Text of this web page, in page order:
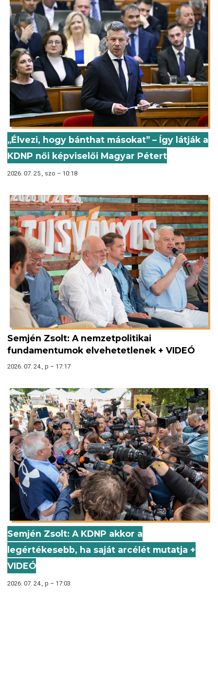
„Élvezi, hogy bánthat másokat” – Így látják a
KDNP női képviselői Magyar Pétert
2026. 07. 25., szo – 10:18
Semjén Zsolt: A nemzetpolitikai
fundamentumok elvehetetlenek + VIDEÓ
2026. 07. 24., p – 17:17
Semjén Zsolt: A KDNP akkor a
legértékesebb, ha saját arcélét mutatja +
VIDEÓ
2026. 07. 24., p – 17:03